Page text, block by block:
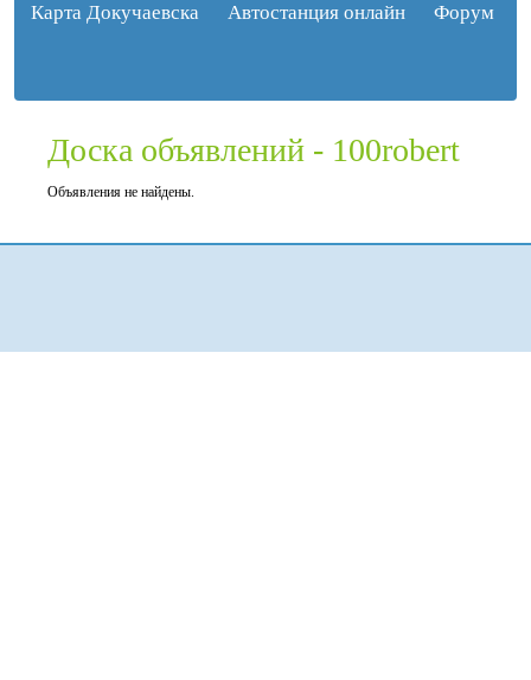
Карта Докучаевска
Автостанция онлайн Форум
Доска объявлений - 100robert
Объявления не найдены.